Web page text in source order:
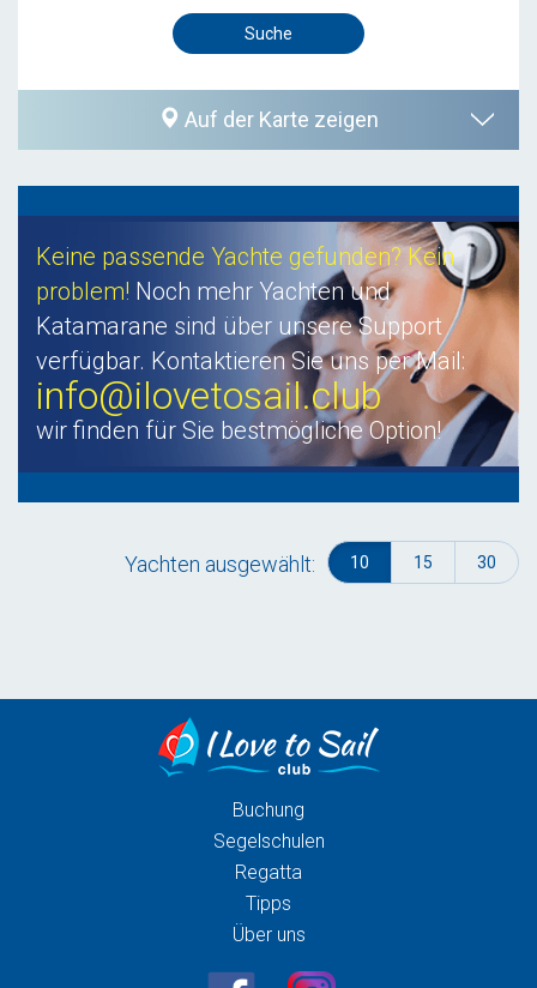
Auf der Karte zeigen
Keine passende Yachte gefunden? Kein
problem! Noch mehr Yachten und
Katamarane sind über unsere Support
verfügbar. Kontaktieren Sie uns per Mail:
info@ilovetosail.club
wir finden für Sie bestmögliche Option!
Yachten ausgewählt: 10 15 30
Buchung
Segelschulen
Regatta
Tipps
Über uns